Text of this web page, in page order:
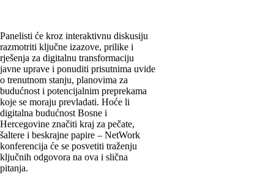
Panelisti će kroz interaktivnu diskusiju
razmotriti ključne izazove, prilike i
rješenja za digitalnu transformaciju
javne uprave i ponuditi prisutnima uvide
o trenutnom stanju, planovima za
budućnost i potencijalnim preprekama
koje se moraju prevladati. Hoće li
digitalna budućnost Bosne i
Hercegovine značiti kraj za pečate,
šaltere i beskrajne papire – NetWork
konferencija će se posvetiti traženju
ključnih odgovora na ova i slična
pitanja.